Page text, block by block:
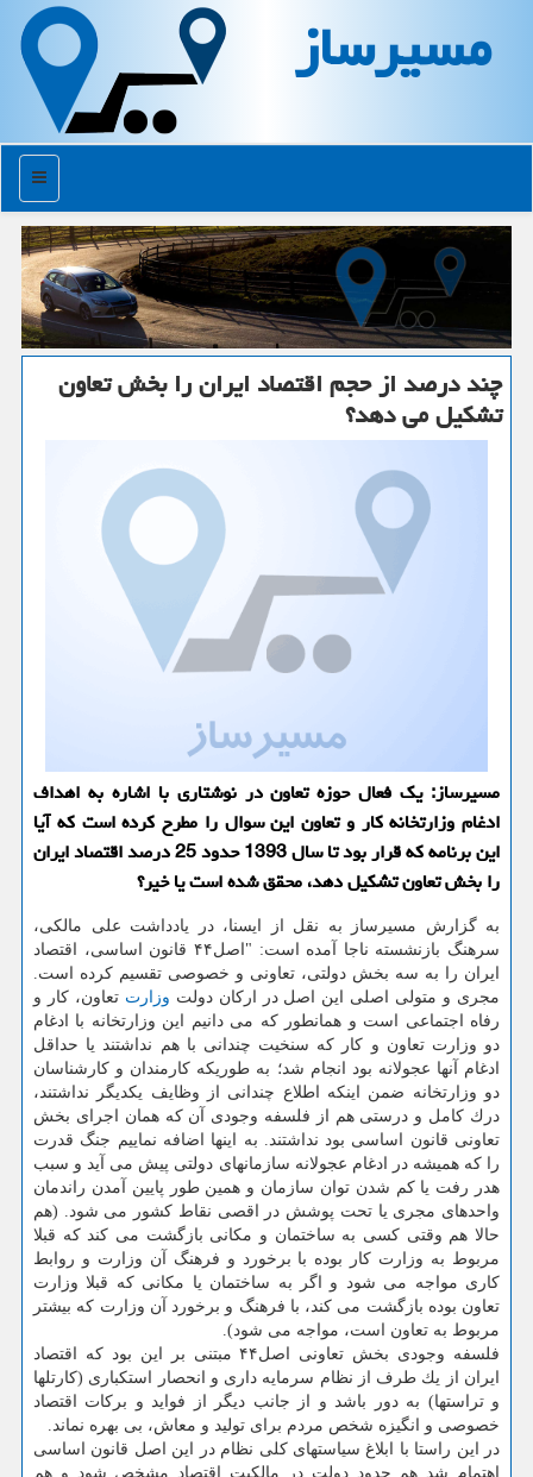
مسیرساز
منو
چند درصد از حجم اقتصاد ایران را بخش تعاون
تشكیل می دهد؟
مسیرساز: یك فعال حوزه تعاون در نوشتاری با اشاره به اهداف
ادغام وزارتخانه كار و تعاون این سوال را مطرح كرده است كه آیا
این برنامه كه قرار بود تا سال 1393 حدود 25 درصد اقتصاد ایران
را بخش تعاون تشكیل دهد، محقق شده است یا خیر؟
به گزارش مسیرساز به نقل از ایسنا، در یادداشت علی مالكی،
سرهنگ بازنشسته ناجا آمده است: "اصل۴۴ قانون اساسی، اقتصاد
ایران را به سه بخش دولتی، تعاونی و خصوصی تقسیم كرده است.
مجری و متولی اصلی این اصل در اركان دولت وزارت تعاون، كار و
رفاه اجتماعی است و همانطور كه می دانیم این وزارتخانه با ادغام
دو وزارت تعاون و كار كه سنخیت چندانی با هم نداشتند یا حداقل
ادغام آنها عجولانه بود انجام شد؛ به طوریكه كارمندان و كارشناسان
دو وزارتخانه ضمن اینكه اطلاع چندانی از وظایف یكدیگر نداشتند،
درك كامل و درستی هم از فلسفه وجودی آن كه همان اجرای بخش
تعاونی قانون اساسی بود نداشتند. به اینها اضافه نماییم جنگ قدرت
را كه همیشه در ادغام عجولانه سازمانهای دولتی پیش می آید و سبب
هدر رفت یا كم شدن توان سازمان و همین طور پایین آمدن راندمان
واحدهای مجری یا تحت پوشش در اقصی نقاط كشور می شود. (هم
حالا هم وقتی كسی به ساختمان و مكانی بازگشت می كند كه قبلا
مربوط به وزارت كار بوده با برخورد و فرهنگ آن وزارت و روابط
كاری مواجه می شود و اگر به ساختمان یا مكانی كه قبلا وزارت
تعاون بوده بازگشت می كند، با فرهنگ و برخورد آن وزارت كه بیشتر
مربوط به تعاون است، مواجه می شود).
فلسفه وجودی بخش تعاونی اصل۴۴ مبتنی بر این بود كه اقتصاد
ایران از یك طرف از نظام سرمایه داری و انحصار استكباری (كارتلها
و تراستها) به دور باشد و از جانب دیگر از فواید و بركات اقتصاد
خصوصی و انگیزه شخص مردم برای تولید و معاش، بی بهره نماند.
در این راستا با ابلاغ سیاستهای كلی نظام در این اصل قانون اساسی
اهتمام شد هم حدود دولت در مالكیت اقتصاد مشخص شود و هم